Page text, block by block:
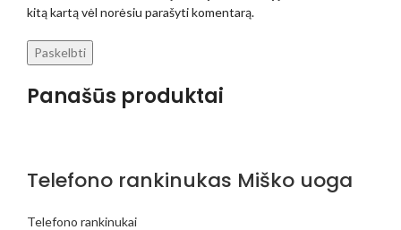
kitą kartą vėl norėsiu parašyti komentarą.
Panašūs produktai
Telefono rankinukas Miško uoga
Telefono rankinukai